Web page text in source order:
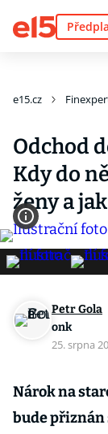
e15.cz
Odchod
Kdy do
ženy a
Petr Gola
onk
25. srpna
Nárok na
bude přiznán